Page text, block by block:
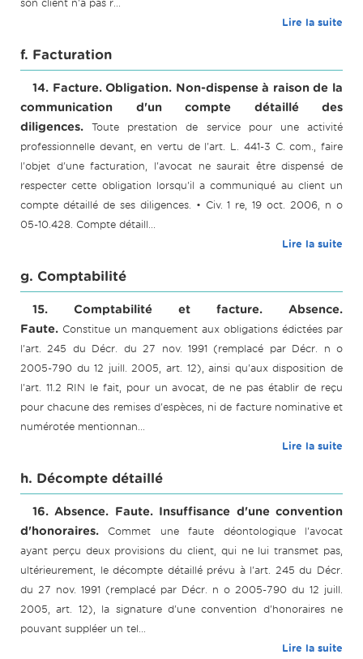
son client n'a pas r...
Lire la suite
f. Facturation
14. Facture. Obligation. Non-dispense à raison de la
communication d'un compte détaillé des
diligences.
Toute prestation de service pour une activité
professionnelle devant, en vertu de l'art. L. 441-3 C. com., faire
l'objet d'une facturation, l'avocat ne saurait être dispensé de
respecter cette obligation lorsqu'il a communiqué au client un
compte détaillé de ses diligences. • Civ. 1 re, 19 oct. 2006, n o
05-10.428. Compte détaill...
Lire la suite
g. Comptabilité
15. Comptabilité et facture. Absence.
Faute. Constitue un manquement aux obligations édictées par
l'art. 245 du Décr. du 27 nov. 1991 (remplacé par Décr. n o
2005-790 du 12 juill. 2005, art. 12), ainsi qu'aux disposition de
l'art. 11.2 RIN le fait, pour un avocat, de ne pas établir de reçu
pour chacune des remises d'espèces, ni de facture nominative et
numérotée mentionnan...
Lire la suite
h. Décompte détaillé
16. Absence. Faute. Insuffisance d'une convention
d'honoraires.
Commet une faute déontologique l'avocat
ayant perçu deux provisions du client, qui ne lui transmet pas,
ultérieurement, le décompte détaillé prévu à l'art. 245 du Décr.
du 27 nov. 1991 (remplacé par Décr. n o 2005-790 du 12 juill.
2005, art. 12), la signature d'une convention d'honoraires ne
pouvant suppléer un tel...
Lire la suite